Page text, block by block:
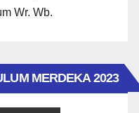
Wr. Wb.
MERDEKA 2023